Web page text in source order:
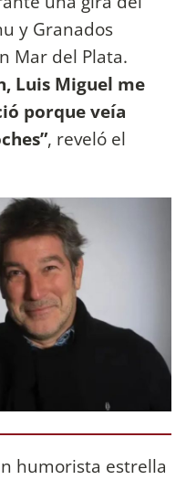
y Granados
Mar del Plata.
Luis Miguel me
porque veía
, reveló el
humorista estrella